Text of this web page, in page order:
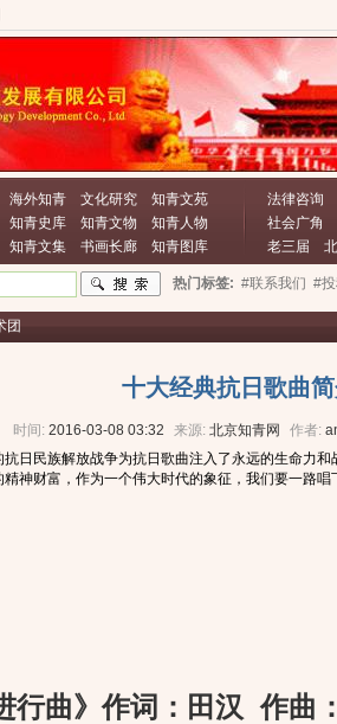
海外知青 文化研究
知青文苑
知青史库 知青文物
知青人物
知青文集 书画长廊 知青图库
法律咨询
社会广角
老三届
热门标签: #联系我们 #
团
十大经典抗日歌曲
时间: 2016-03-08 03:32 来源: 北京知青网 作者:
日民族解放战争为抗日歌曲注入了永远的生命力
神财富，作为一个伟大时代的象征，我们要一路唱
曲》作词：田汉 作曲